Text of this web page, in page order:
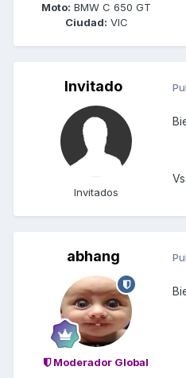
Moto: BMW C 650 GT
Ciudad: VIC
Invitado
Invitados
abhang
Moderador Global